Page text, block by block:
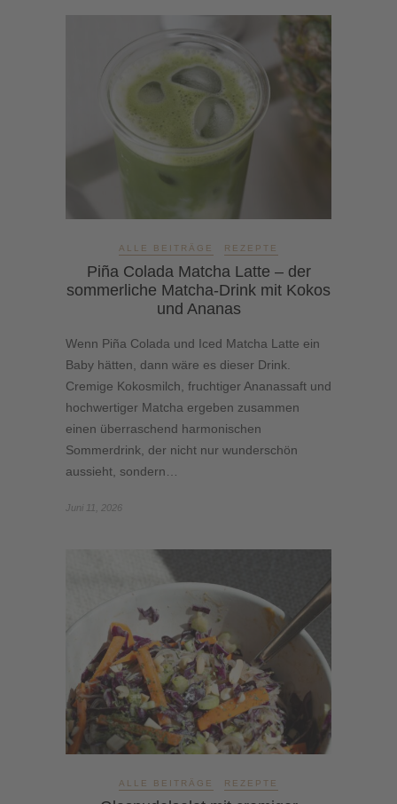
ALLE BEITRÄGE REZEPTE
Piña Colada Matcha Latte – der
sommerliche Matcha-Drink mit Kokos
und Ananas
Wenn Piña Colada und Iced Matcha Latte ein
Baby hätten, dann wäre es dieser Drink.
Cremige Kokosmilch, fruchtiger Ananassaft und
hochwertiger Matcha ergeben zusammen
einen überraschend harmonischen
Sommerdrink, der nicht nur wunderschön
aussieht, sondern…
Juni 11, 2026
ALLE BEITRÄGE REZEPTE